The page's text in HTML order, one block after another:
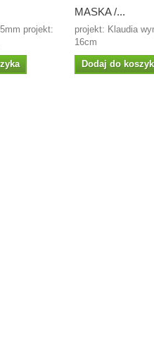
projekt:
MASKA /...
projekt: Klaudia
16cm
Dodaj do